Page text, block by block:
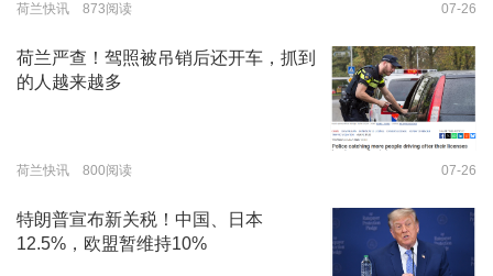
荷兰快讯 873阅读 07-26
荷兰严查！驾照被吊销后还开车，抓到
的人越来越多
荷兰快讯 800阅读 07-26
特朗普宣布新关税！中国、日本
12.5%，欧盟暂维持10%